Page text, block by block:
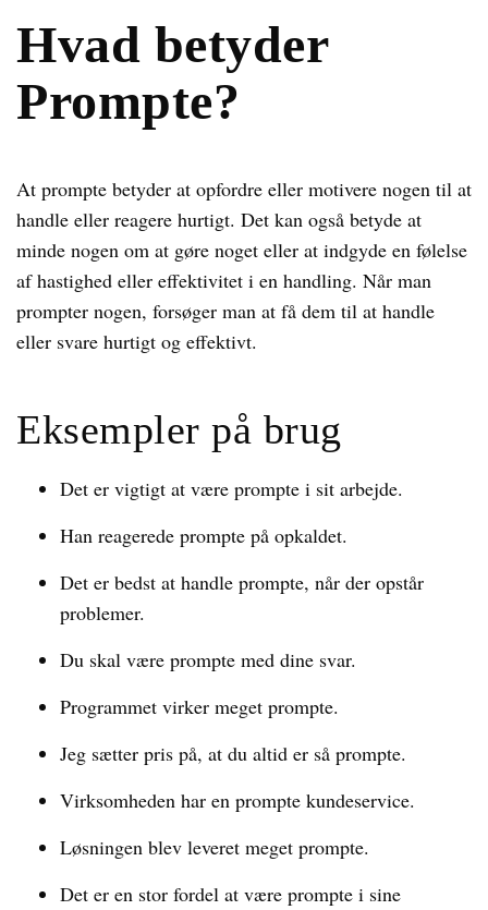
Hvad betyder
Prompte?
At prompte betyder at opfordre eller motivere nogen til at
handle eller reagere hurtigt. Det kan også betyde at
minde nogen om at gøre noget eller at indgyde en følelse
af hastighed eller effektivitet i en handling. Når man
prompter nogen, forsøger man at få dem til at handle
eller svare hurtigt og effektivt.
Eksempler på brug
Det er vigtigt at være prompte i sit arbejde.
Han reagerede prompte på opkaldet.
Det er bedst at handle prompte, når der opstår
problemer.
Du skal være prompte med dine svar.
Programmet virker meget prompte.
Jeg sætter pris på, at du altid er så prompte.
Virksomheden har en prompte kundeservice.
Løsningen blev leveret meget prompte.
Det er en stor fordel at være prompte i sine